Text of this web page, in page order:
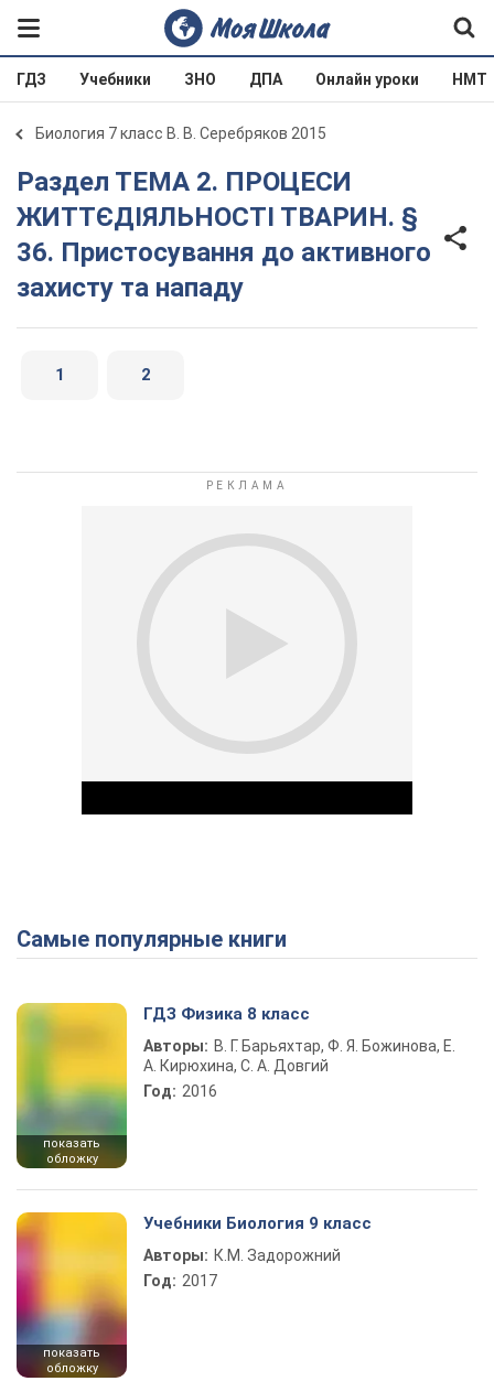
ГДЗ Учебники ЗНО ДПА Онлайн уроки НМТ
Биология 7 класс В. В. Серебряков 2015
Раздел ТЕМА 2. ПРОЦЕСИ
ЖИТТЄДІЯЛЬНОСТІ ТВАРИН. §
36. Пристосування до активного
захисту та нападу
1 2
Play Video
Самые популярные книги
показать
обложку
ГДЗ Физика 8 класс
Авторы: В. Г. Барьяхтар, Ф. Я. Божинова, Е.
А. Кирюхина, С. А. Довгий
Год: 2016
показать
обложку
Учебники Биология 9 класс
Авторы: К.М. Задорожний
Год: 2017